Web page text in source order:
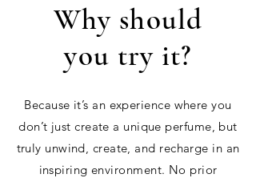
Why should
you try it?
Because it’s an experience where you
don’t just create a unique perfume, but
truly unwind, create, and recharge in an
inspiring environment. No prior